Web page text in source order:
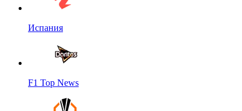
Испания
F1 Top News